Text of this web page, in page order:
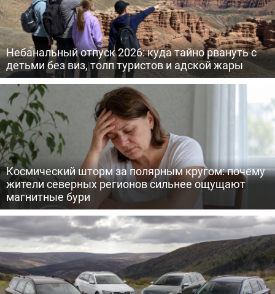
Небанальный отпуск 2026: куда тайно рвануть с
детьми без виз, толп туристов и адской жары
Космический шторм за полярным кругом: почему
жители северных регионов сильнее ощущают
магнитные бури